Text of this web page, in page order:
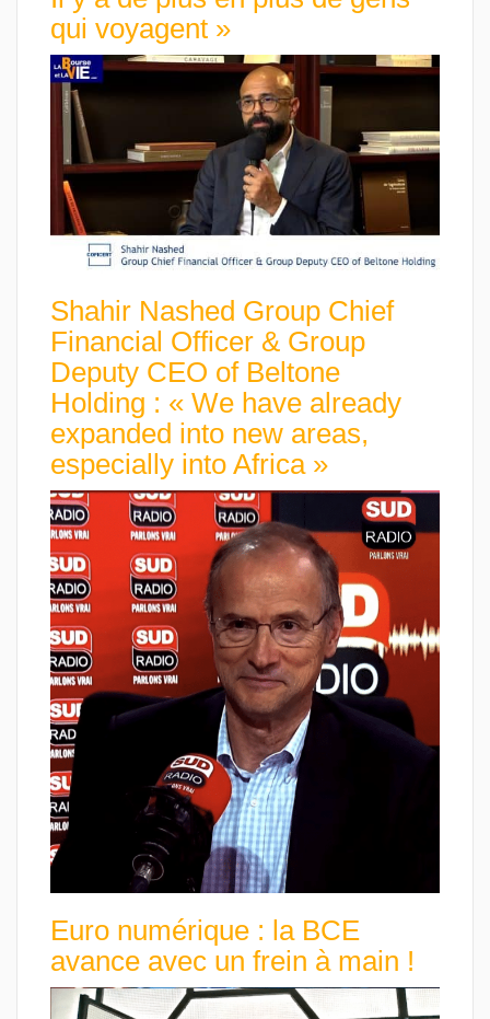
qui voyagent »
Shahir Nashed Group Chief
Financial Officer & Group
Deputy CEO of Beltone
Holding : « We have already
expanded into new areas,
especially into Africa »
Euro numérique : la BCE
avance avec un frein à main !